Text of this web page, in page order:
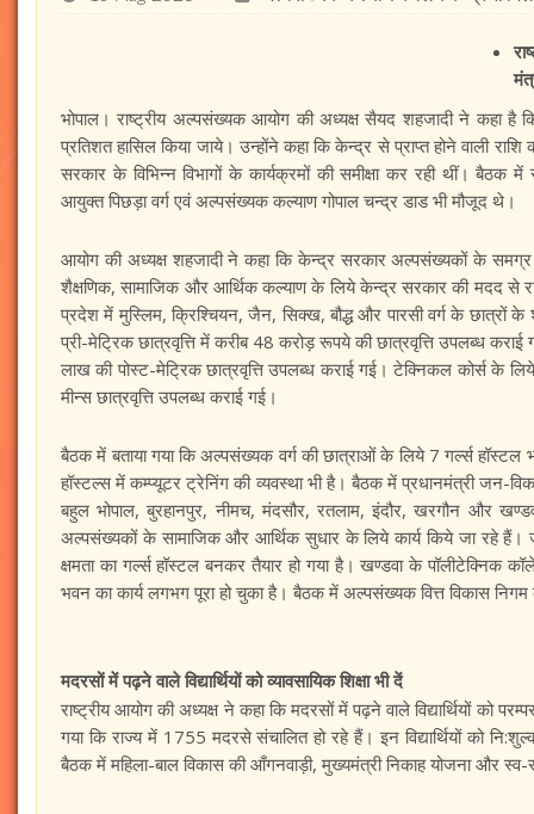
भोपाल। राष्ट्रीय अल्पसंख्यक आयोग की अध्यक्ष सैयद शहजादी ने कहा
प्रतिशत हासिल किया जाये। उन्होंने कहा कि केन्द्र से प्राप्त होने वाली
सरकार के विभिन्न विभागों के कार्यक्रमों की समीक्षा कर रही थीं। बैठक
आयुक्त पिछड़ा वर्ग एवं अल्पसंख्यक कल्याण गोपाल चन्द्र डाड भी मौजूद थे।
आयोग की अध्यक्ष शहजादी ने कहा कि केन्द्र सरकार अल्पसंख्यकों के
शैक्षणिक, सामाजिक और आर्थिक कल्याण के लिये केन्द्र सरकार की मदद से
प्रदेश में मुस्लिम, क्रिश्चियन, जैन, सिक्ख, बौद्ध और पारसी वर्ग के छात्रों के
प्री-मेट्रिक छात्रवृत्ति में करीब 48 करोड़ रूपये की छात्रवृत्ति उपलब्ध
लाख की पोस्ट-मेट्रिक छात्रवृत्ति उपलब्ध कराई गई। टेक्निकल कोर्स के
मीन्स छात्रवृत्ति उपलब्ध कराई गई।
बैठक में बताया गया कि अल्पसंख्यक वर्ग की छात्राओं के लिये 7 गर्ल्स हॉस्टल
हॉस्टल्स में कम्प्यूटर ट्रेनिंग की व्यवस्था भी है। बैठक में प्रधानमंत्री जन-
बहुल भोपाल, बुरहानपुर, नीमच, मंदसौर, रतलाम, इंदौर, खरगौन और
अल्पसंख्यकों के सामाजिक और आर्थिक सुधार के लिये कार्य किये जा रहे हैं।
क्षमता का गर्ल्स हॉस्टल बनकर तैयार हो गया है। खण्डवा के पॉलीटेक्निक
भवन का कार्य लगभग पूरा हो चुका है। बैठक में अल्पसंख्यक वित्त विकास निगम
मदरसों में पढ़ने वाले विद्यार्थियों को व्यावसायिक शिक्षा भी दें
राष्ट्रीय आयोग की अध्यक्ष ने कहा कि मदरसों में पढ़ने वाले विद्यार्थियों को
गया कि राज्य में 1755 मदरसे संचालित हो रहे हैं। इन विद्यार्थियों को
बैठक में महिला-बाल विकास की आँगनवाड़ी, मुख्यमंत्री निकाह योजना और स्व-